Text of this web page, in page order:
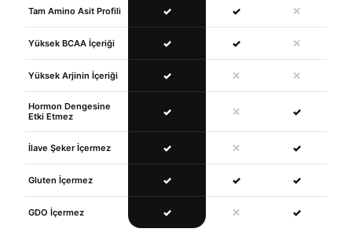
Tam Amino Asit Profili ✓ ✓ ✕
Yüksek BCAA İçeriği ✓ ✓ ✕
Yüksek Arjinin İçeriği ✓ ✕ ✕
Hormon Dengesine
Etki Etmez
✓ ✕ ✓
İlave Şeker İçermez ✓ ✕ ✓
Gluten İçermez ✓ ✓ ✓
GDO İçermez ✓ ✕ ✓